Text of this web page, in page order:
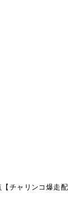
チャリンコ爆走配